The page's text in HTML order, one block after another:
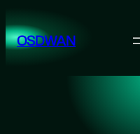
至
内OSDWAN